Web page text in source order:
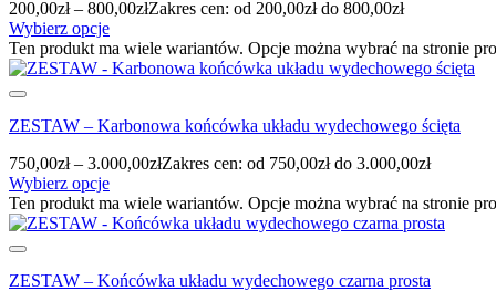
200,00zł – 800,00złZakres cen: od 200,00zł do 800,00zł
Wybierz opcje
Ten produkt ma wiele wariantów. Opcje można wybrać na stronie
ZESTAW – Karbonowa końcówka układu wydechowego ścięta
750,00zł – 3.000,00złZakres cen: od 750,00zł do 3.000,00zł
Wybierz opcje
Ten produkt ma wiele wariantów. Opcje można wybrać na stronie
ZESTAW – Końcówka układu wydechowego czarna prosta